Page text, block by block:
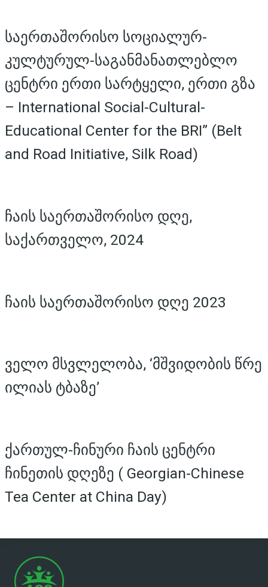
საერთაშორისო სოციალურ-
კულტურულ-საგანმანათლებლო
ცენტრი ერთი სარტყელი, ერთი გზა
– International Social-Cultural-
Educational Center for the BRI” (Belt
and Road Initiative, Silk Road)
ჩაის საერთაშორისო დღე,
საქართველო, 2024
ჩაის საერთაშორისო დღე 2023
ველო მსვლელობა, ‘მშვიდობის წრე
ილიას ტბაზე’
ქართულ-ჩინური ჩაის ცენტრი
ჩინეთის დღეზე ( Georgian-Chinese
Tea Center at China Day)